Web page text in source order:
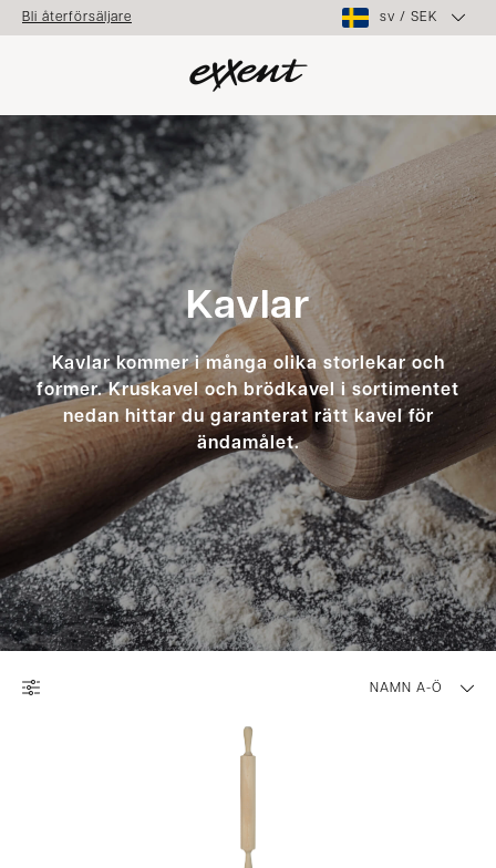
Bli återförsäljare sv / SEK
Kavlar
Kavlar kommer i många olika storlekar och
former. Kruskavel och brödkavel i sortimentet
nedan hittar du garanterat rätt kavel för
ändamålet.
NAMN A-Ö